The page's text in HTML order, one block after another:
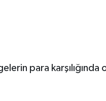
para karşılığında